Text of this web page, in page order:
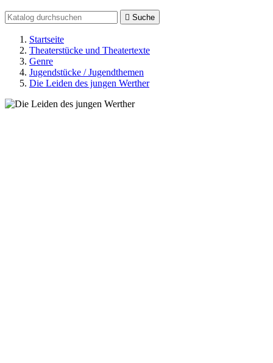
 Suche
Startseite
Theaterstücke und Theatertexte
Genre
Jugendstücke / Jugendthemen
Die Leiden des jungen Werther